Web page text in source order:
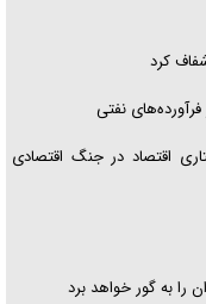
کرد
نفتی
اقتصاد در جنگ اقتصادی
را به گور خواهد برد